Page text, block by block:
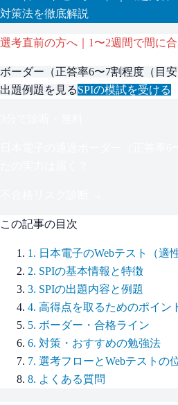
対策法を徹底解説
選考直前の方へ｜1〜2週間で間に
ボーダー（正答率6〜7割程度（目安
出題例題を見るSPIの模試を受ける
この記事の目次
1 . 日本電子のWebテスト（適
2. SPIの基本情報と特徴
3. SPIの出題内容と例題
4. 高得点を取るためのポイン
5. ボーダー・合格ライン
6. 対策・おすすめの勉強法
7. 選考フローとWebテストの
8. よくある質問